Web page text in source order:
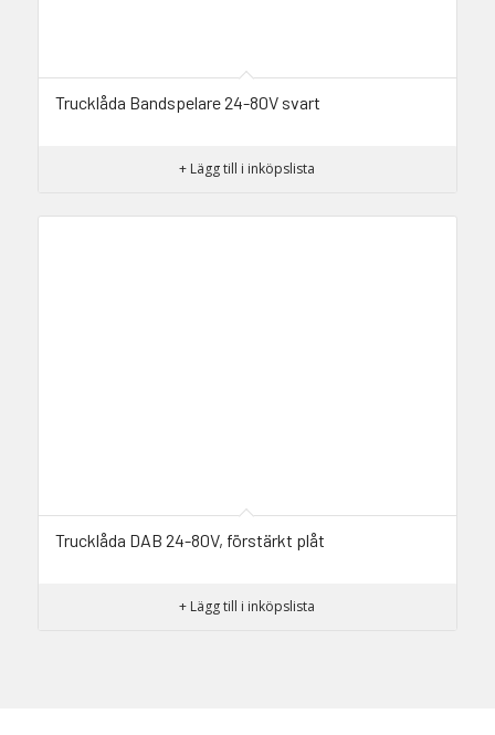
Trucklåda Bandspelare 24-80V svart
+ Lägg till i inköpslista
Trucklåda DAB 24-80V, förstärkt plåt
+ Lägg till i inköpslista